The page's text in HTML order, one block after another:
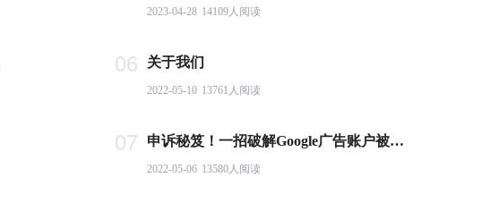
2023-04-28 14109人阅读
06 关于我们
2022-05-10 13761 人阅读
07 申诉秘笈！一招破解Google广告账户被封难题
2022-05-06 13580人阅读